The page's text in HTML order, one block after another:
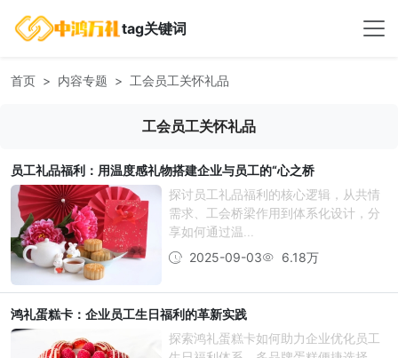
tag关键词
首页 内容专题 工会员工关怀礼品
工会员工关怀礼品
员工礼品福利：用温度感礼物搭建企业与员工的“心之桥
探讨员工礼品福利的核心逻辑，从共情
需求、工会桥梁作用到体系化设计，分
享如何通过温...
2025-09-03
6.18万
鸿礼蛋糕卡：企业员工生日福利的革新实践
探索鸿礼蛋糕卡如何助力企业优化员工